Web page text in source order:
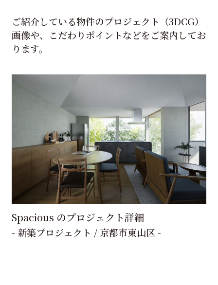
ご紹介している物件のプロジェクト（3DCG）
画像や、こだわりポイントなどをご案内してお
ります。
Spacious のプロジェクト詳細
- 新築プロジェクト / 京都市東山区 -